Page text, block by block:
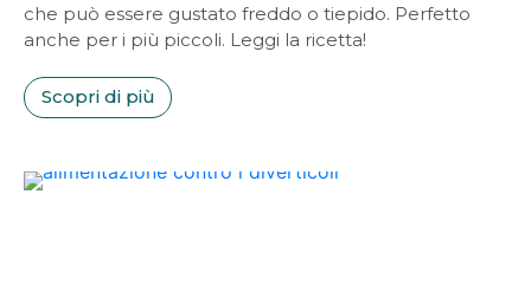
che può essere gustato freddo o tiepido. Perfetto
anche per i più piccoli. Leggi la ricetta!
Scopri di più